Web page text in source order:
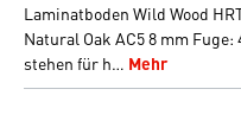
Laminatboden Wild Wood
Natural Oak AC5 8 mm
stehen für h… Mehr